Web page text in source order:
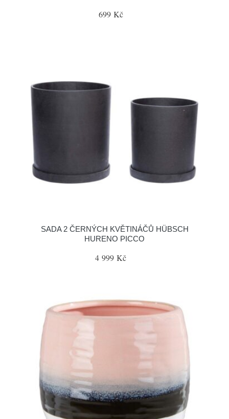
699 Kč
SADA 2 ČERNÝCH KVĚTINÁČŮ HÜBSCH
HURENO PICCO
4 999 Kč